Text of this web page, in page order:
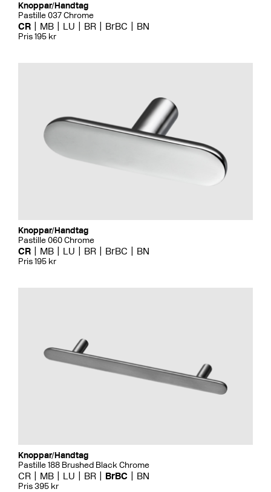
Knoppar/Handtag
Pastille 037 Chrome
CR MB LU BR BrBC BN
Pris 195 kr
Knoppar/Handtag
Pastille 060 Chrome
CR MB LU BR BrBC BN
Pris 195 kr
Knoppar/Handtag
Pastille 188 Brushed Black Chrome
CR MB LU BR BrBC BN
Pris 395 kr